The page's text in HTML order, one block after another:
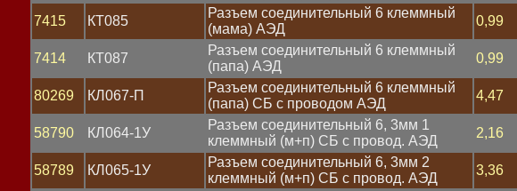
7415 КТ085
Разъем соединительный 6 клеммный
(мама) АЭД
0,99
7414 КТ087
Разъем соединительный 6 клеммный
(папа) АЭД
0,99
80269 КЛ067-П
Разъем соединительный 6 клеммный
(папа) СБ с проводом АЭД
4,47
58790 КЛ064-1У
Разъем соединительный 6, 3мм 1
клеммный (м+п) СБ с провод. АЭД
2,16
58789 КЛ065-1У
Разъем соединительный 6, 3мм 2
клеммный (м+п) СБ с провод. АЭД
3,36